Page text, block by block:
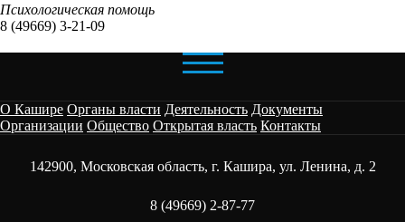
Психологическая помощь
8 (49669) 3-21-09
О Кашире Органы власти Деятельность Документы
Организации Общество Открытая власть Контакты
142900, Московская область, г. Кашира, ул. Ленина, д. 2
8 (49669) 2-87-77